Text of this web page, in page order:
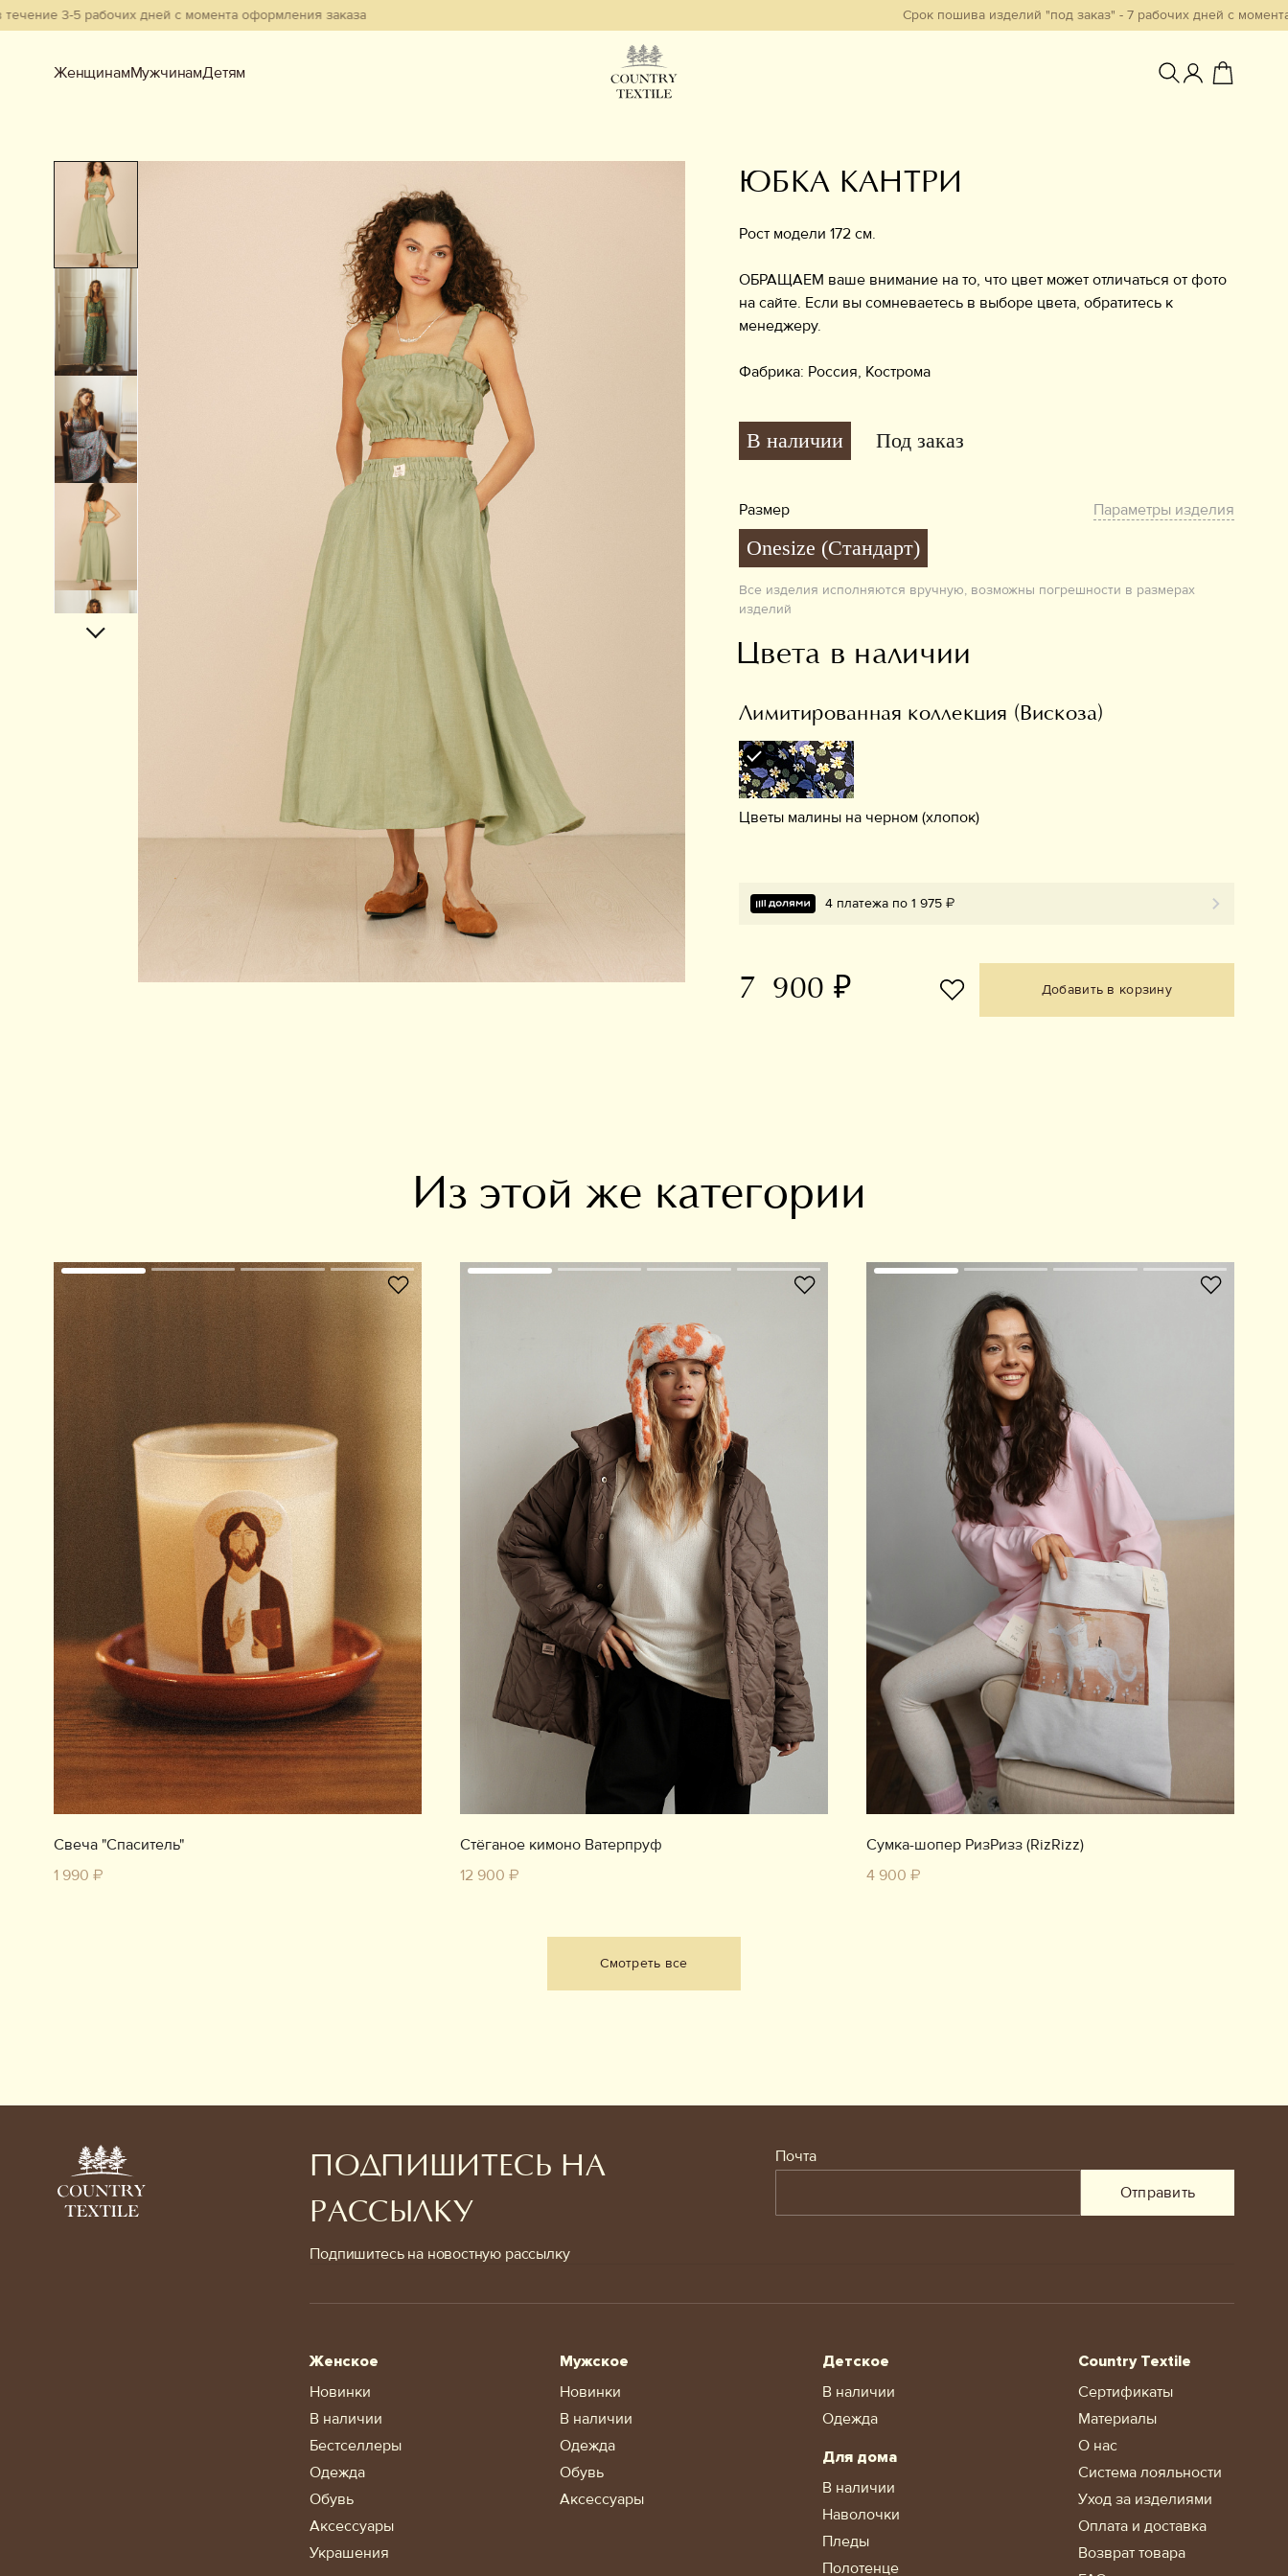
5 рабочих дней с момента оформления заказа Срок пошива изделий "под заказ" - 7 рабочих дней с момента
ЖенщинамМужчинамДетям
Смотреть всё
Новинки
В наличии
Бестселлеры
Одежда
Обувь
Аксессуары
Украшения
Дом
Подарочный сертификат
ЮБКА КАНТРИ
Рост модели 172 см.
ОБРАЩАЕМ ваше внимание на то, что цвет может отличаться от фото
на сайте. Если вы сомневаетесь в выборе цвета, обратитесь к
менеджеру.
Фабрика: Россия, Кострома
В наличии Под заказ
Размер Параметры изделия
Onesize (Стандарт)
Все изделия исполняются вручную, возможны погрешности в размерах
изделий
Цвета в наличии
Лимитированная коллекция (Вискоза)
Цветы малины на черном (хлопок)
4 платежа по 1 975 ₽
7 900 ₽ Добавить в корзину
Из этой же категории
Свеча "Спаситель"
1 990 ₽
В избранное
Стёганое кимоно Ватерпруф
12 900 ₽
Сумка-шопер РизРизз (RizRizz)
4 900 ₽
Смотреть все
ПОДПИШИТЕСЬ НА
РАССЫЛКУ
Подпишитесь на новостную рассылку
Почта
Отправить
Женское
Новинки
В наличии
Бестселлеры
Одежда
Обувь
Аксессуары
Украшения
Мужское
Новинки
В наличии
Одежда
Обувь
Аксессуары
Детское
В наличии
Одежда
Для дома
В наличии
Наволочки
Пледы
Полотенце
Country Textile
Сертификаты
Материалы
О нас
Система лояльности
Уход за изделиями
Оплата и доставка
Возврат товара